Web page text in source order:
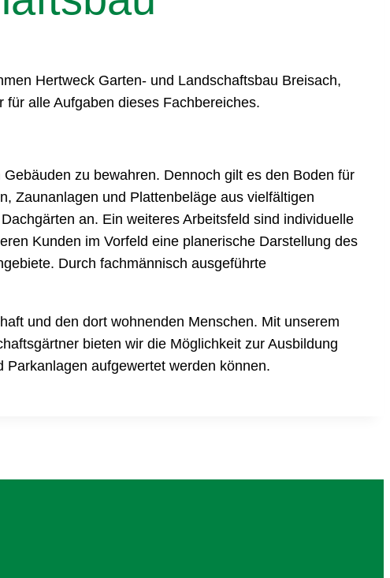
Hertweck Garten- und Landschaftsbau Breisach,
alle Aufgaben dieses Fachbereiches.
zu bewahren. Dennoch gilt es den Boden für
Zaunanlagen und Plattenbeläge aus vielfältigen
an. Ein weiteres Arbeitsfeld sind individuelle
Kunden im Vorfeld eine planerische Darstellung des
Durch fachmännisch ausgeführte
und den dort wohnenden Menschen. Mit unserem
bieten wir die Möglichkeit zur Ausbildung
aufgewertet werden können.